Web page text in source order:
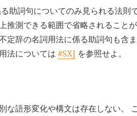
助詞句についてのみ見られる法則
推測できる範囲で省略されること
定辞の名詞用法に係る助詞句も含
法については #SXJ を参照せよ。
な語形変化や構文は存在しない。